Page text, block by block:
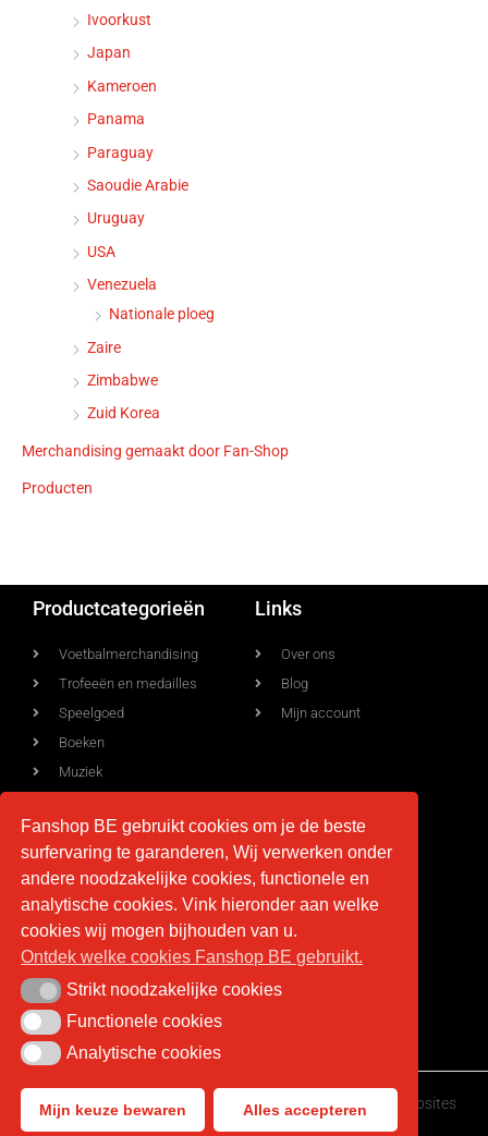
Ivoorkust
Japan
Kameroen
Panama
Paraguay
Saoudie Arabie
Uruguay
USA
Venezuela
Nationale ploeg
Zaire
Zimbabwe
Zuid Korea
Merchandising gemaakt door Fan-Shop
Producten
Productcategorieën
Voetbalmerchandising
Trofeeën en medailles
Speelgoed
Boeken
Muziek
Links
Over ons
Blog
Mijn account
Voorwaarden
Levering
Privacy
Retourneren
Algemene voorwaarden
Contact
info@fan-shop.be
BTW BE 0879.850.673
Fan-shop.be © Copyright 2026 | Gemaakt door HappyWebsites
Fanshop BE gebruikt cookies om je de beste
surfervaring te garanderen, Wij verwerken onder
andere noodzakelijke cookies, functionele en
analytische cookies. Vink hieronder aan welke
cookies wij mogen bijhouden van u.
Ontdek welke cookies Fanshop BE gebruikt.
Strikt noodzakelijke cookies
Strikt noodzakelijke cookies
Functionele cookies
Functionele cookies
Analytische cookies
Analytische cookies
Mijn keuze bewaren Alles accepteren